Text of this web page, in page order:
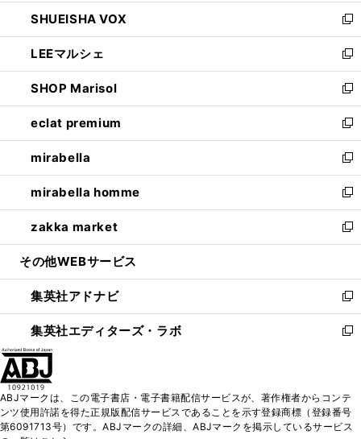
で
開
く
ン
ド
ウ
で
開
く
ウ
ィ
ン
ド
ウ
で
開
く
し
い
ウ
ィ
ン
ド
ウ
で
開
く
SHUEISHA VOX
新
し
い
ウ
ィ
ン
ド
ウ
で
開
く
LEEマルシェ
新
し
い
ウ
ィ
ン
ド
ウ
で
開
く
SHOP Marisol
新
し
い
ウ
ィ
ン
ド
ウ
で
開
eclat premium
新
し
い
ウ
ィ
ン
ド
ウ
開
く
mirabella
新
し
い
ウ
ィ
ン
ウ
で
開
く
mirabella homme
新
し
い
ウ
ン
ド
ウ
で
zakka market
新
し
ウ
ィ
ン
ド
く
その他WEBサービス
集英社アドナビ
新
し
い
ド
ウ
で
集英社エディターズ・ラボ
新
ィ
ン
ド
ABJマークは、この電子書店・電子書籍配信サービスが、著作権者からコンテ
ンツ使用許諾を得た正規版配信サービスであることを示す登録商標（登録番号
第6091713号）です。ABJマークの詳細、ABJマークを掲示しているサービス